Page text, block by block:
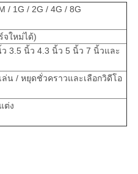
/ 1G / 2G / 4G / 8G
จใหม่ได้)
3.5 นิ้ว 4.3 นิ้ว 5 นิ้ว 7 นิ้วและ
ล่น / หยุดชั่วคราวและเลือกวิดีโอ
ต่ง